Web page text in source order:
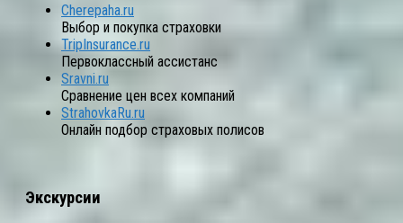
Cherepaha.ru
Выбор и покупка страховки
TripInsurance.ru
Первоклассный ассистанс
Sravni.ru
Сравнение цен всех компаний
StrahovkaRu.ru
Онлайн подбор страховых полисов
Экскурсии